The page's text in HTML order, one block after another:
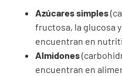
Azúcares simples
fructosa, la glucosa
encuentran en
Almidones
encuentran en